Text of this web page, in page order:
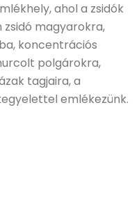
ahol a zsidók
magyarokra,
koncentrációs
polgárokra,
tagjaira, a
emlékezünk.